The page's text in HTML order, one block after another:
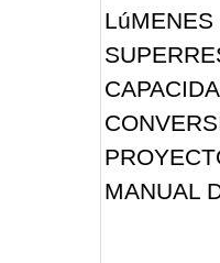
MANUAL